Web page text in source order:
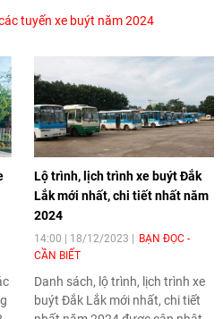
tuyến xe buýt năm 2024
Lộ trình, lịch trình xe buýt Đắk
Lắk mới nhất, chi tiết nhất năm
2024
14:00 | 18/12/2023
BẠN ĐỌC -
CẦN BIẾT
Danh sách, lộ trình, lịch trình xe
buýt Đắk Lắk mới nhất, chi tiết